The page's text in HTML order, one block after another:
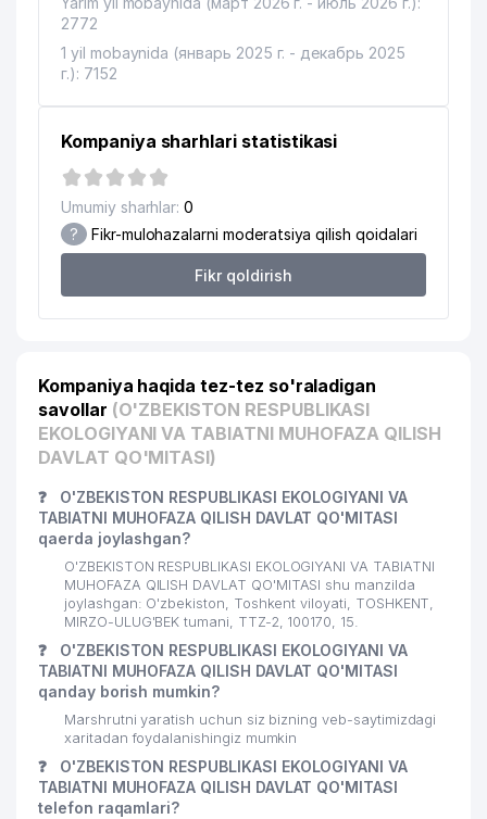
18 CREATIVE STATUS MChJ 126 м
21 KRILAK ASIASTROY MChJ
22
O'ZBEKISTON RESPUBLIKASI
VAZIRLAR MAHKAMASI HUZURIDAGI
OLIY ATTESTATSIYA KOMISSIYASI
162 м
O'ZBEKISTON RESPUBLIKA FANLAR
AKADEMIYASI
25 CHASE GROUP MChJ
26 S.YAKUBOV VA ADVOKATLAR 175 м
27 ANALYTICS CONSULTING MChJ 179 м
28
O`ZBEKISTON RESPUBLIKASI
PREZIDENTI ADMINISTRATSIYASI
HUZURIDAGI TIBBIYOT BOSH
BOSHQARMASINING MARKAZIY
DORIXONASI
182 м
29 STROY ASPHALT-PRO MChJ 185 м
BILIM POEZDI NODAVLAT TA'LIM
MUASSASASI
31
BELARUS RESPUBLIKASI
ELChINONASI
188 м
2772
1 yil mobaynida (январь 2025 г. - декабрь 2025
г.): 7152
Kompaniya sharhlari statistikasi
Umumiy sharhlar: 0
? Fikr-mulohazalarni moderatsiya qilish qoidalari
Fikr qoldirish
Kompaniya haqida tez-tez so'raladigan
savollar (O'ZBEKISTON RESPUBLIKASI
EKOLOGIYANI VA TABIATNI MUHOFAZA QILISH
DAVLAT QO'MITASI)
❓
O'ZBEKISTON RESPUBLIKASI EKOLOGIYANI VA
TABIATNI MUHOFAZA QILISH DAVLAT QO'MITASI
qaerda joylashgan?
O'ZBEKISTON RESPUBLIKASI EKOLOGIYANI VA TABIATNI
MUHOFAZA QILISH DAVLAT QO'MITASI shu manzilda
joylashgan: O'zbekiston, Toshkent viloyati, TOSHKENT,
MIRZO-ULUG'BEK tumani, TTZ-2, 100170, 15.
❓
O'ZBEKISTON RESPUBLIKASI EKOLOGIYANI VA
TABIATNI MUHOFAZA QILISH DAVLAT QO'MITASI
qanday borish mumkin?
Marshrutni yaratish uchun siz bizning veb-saytimizdagi
xaritadan foydalanishingiz mumkin
❓
O'ZBEKISTON RESPUBLIKASI EKOLOGIYANI VA
TABIATNI MUHOFAZA QILISH DAVLAT QO'MITASI
telefon raqamlari?